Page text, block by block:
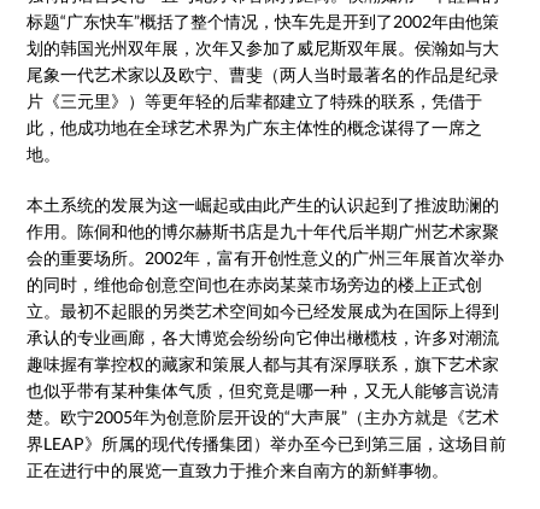
标题“广东快车”概括了整个情况，快车先是开到了2002年由他策
划的韩国光州双年展，次年又参加了威尼斯双年展。侯瀚如与大
尾象一代艺术家以及欧宁、曹斐（两人当时最著名的作品是纪录
片《三元里》）等更年轻的后辈都建立了特殊的联系，凭借于
此，他成功地在全球艺术界为广东主体性的概念谋得了一席之
地。
本土系统的发展为这一崛起或由此产生的认识起到了推波助澜的
作用。陈侗和他的博尔赫斯书店是九十年代后半期广州艺术家聚
会的重要场所。2002年，富有开创性意义的广州三年展首次举办
的同时，维他命创意空间也在赤岗某菜市场旁边的楼上正式创
立。最初不起眼的另类艺术空间如今已经发展成为在国际上得到
承认的专业画廊，各大博览会纷纷向它伸出橄榄枝，许多对潮流
趣味握有掌控权的藏家和策展人都与其有深厚联系，旗下艺术家
也似乎带有某种集体气质，但究竟是哪一种，又无人能够言说清
楚。欧宁2005年为创意阶层开设的“大声展”（主办方就是《艺术
界LEAP》所属的现代传播集团）举办至今已到第三届，这场目前
正在进行中的展览一直致力于推介来自南方的新鲜事物。